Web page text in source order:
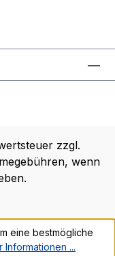
zzgl.
wenn
eine bestmögliche
Informationen ...